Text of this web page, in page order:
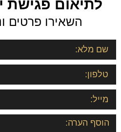
לתיאום פגישת
השאירו פרטים